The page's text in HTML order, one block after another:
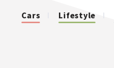
Cars Lifestyle